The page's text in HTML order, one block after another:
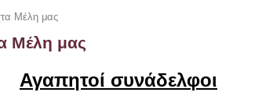
Μέλη μας
Μέλη μας
Αγαπητοί συνάδελφοι